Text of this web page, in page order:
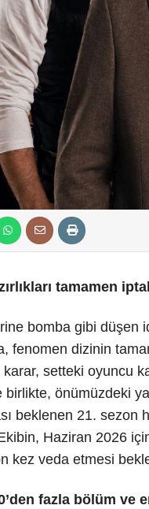
tamamen
bomba gibi düşen
fenomen dizinin
karar, setteki oyuncu
birlikte, önümüzdeki
beklenen 21. sezon
Haziran 2026
kez veda etmesi
fazla bölüm ve